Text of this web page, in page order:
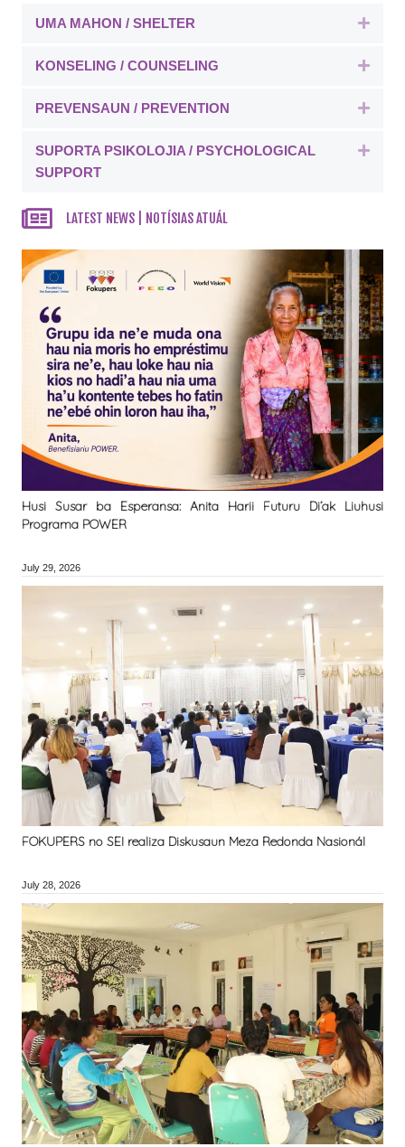
UMA MAHON / SHELTER
KONSELING / COUNSELING
PREVENSAUN / PREVENTION
SUPORTA PSIKOLOJIA / PSYCHOLOGICAL
SUPPORT
LATEST NEWS | NOTÍSIAS ATUÁL
Husi Susar ba Esperansa: Anita Harii Futuru Di’ak Liuhusi
Programa POWER
July 29, 2026
FOKUPERS no SEI realiza Diskusaun Meza Redonda Nasionál
July 28, 2026